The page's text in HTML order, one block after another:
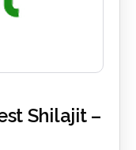
Shilajit –